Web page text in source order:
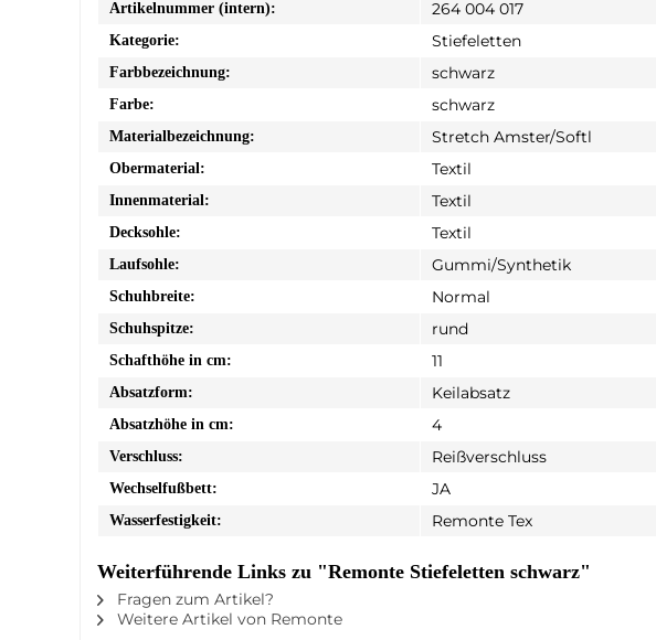
Artikelnummer (intern): 264 004 017
Kategorie: Stiefeletten
Farbbezeichnung: schwarz
Farbe: schwarz
Materialbezeichnung: Stretch Amster/Softl
Obermaterial: Textil
Innenmaterial: Textil
Decksohle: Textil
Laufsohle: Gummi/Synthetik
Schuhbreite: Normal
Schuhspitze: rund
Schafthöhe in cm: 11
Absatzform: Keilabsatz
Absatzhöhe in cm: 4
Verschluss: Reißverschluss
Wechselfußbett: JA
Wasserfestigkeit: Remonte Tex
Weiterführende Links zu "Remonte Stiefeletten schwarz"
Fragen zum Artikel?
Weitere Artikel von Remonte